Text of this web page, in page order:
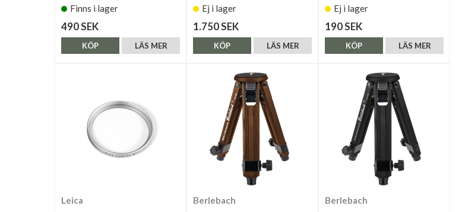
Finns i lager
490 SEK
LÄS MER
KÖP
Ej i lager
1.750 SEK
LÄS MER
KÖP
Ej i lager
190 SEK
LÄS MER
KÖP
Leica Berlebach Berlebach